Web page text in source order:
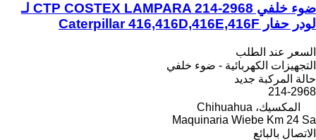
ضوء خلفي CTP COSTEX LAMPARA 214-2968 لـ
لودر حفار Caterpillar 416,416D,416E,416F
السعر عند الطلب
التجهيزات الكهربائية - ضوء خلفي
حالة المركبة جديد
214-2968
المكسيك، Chihuahua
Maquinaria Wiebe Km 24 Sa
الاتصال بالبائع